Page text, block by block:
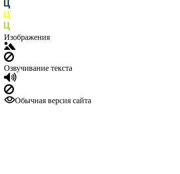
Изображения
Озвучивание текста
Обычная версия сайта